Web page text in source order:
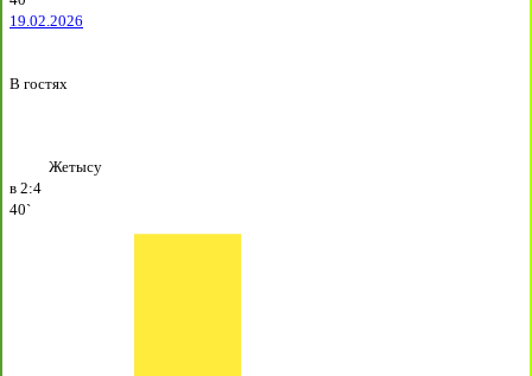
19.02.2026
В гостях
Жетысу
в 2:4
40`